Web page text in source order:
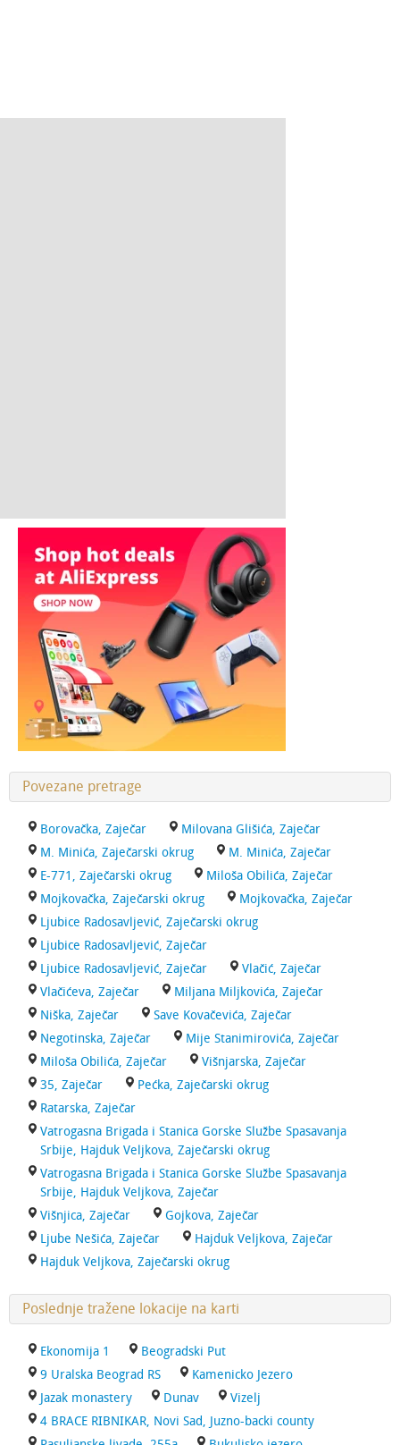
Povezane pretrage
Borovačka, Zaječar
Milovana Glišića, Zaječar
M. Minića, Zaječarski okrug
M. Minića, Zaječar
E-771, Zaječarski okrug
Miloša Obilića, Zaječar
Mojkovačka, Zaječarski okrug
Mojkovačka, Zaječar
Ljubice Radosavljević, Zaječarski okrug
Ljubice Radosavljević, Zaječar
Ljubice Radosavljević, Zaječar
Vlačić, Zaječar
Vlačićeva, Zaječar
Miljana Miljkovića, Zaječar
Niška, Zaječar
Save Kovačevića, Zaječar
Negotinska, Zaječar
Mije Stanimirovića, Zaječar
Miloša Obilića, Zaječar
Višnjarska, Zaječar
35, Zaječar
Pećka, Zaječarski okrug
Ratarska, Zaječar
Vatrogasna Brigada i Stanica Gorske Službe Spasavanja
Srbije, Hajduk Veljkova, Zaječarski okrug
Vatrogasna Brigada i Stanica Gorske Službe Spasavanja
Srbije, Hajduk Veljkova, Zaječar
Višnjica, Zaječar
Gojkova, Zaječar
Ljube Nešića, Zaječar
Hajduk Veljkova, Zaječar
Hajduk Veljkova, Zaječarski okrug
Poslednje tražene lokacije na karti
Ekonomija 1
Beogradski Put
9 Uralska Beograd RS
Kamenicko Jezero
Jazak monastery
Dunav
Vizelj
4 BRACE RIBNIKAR, Novi Sad, Juzno-backi county